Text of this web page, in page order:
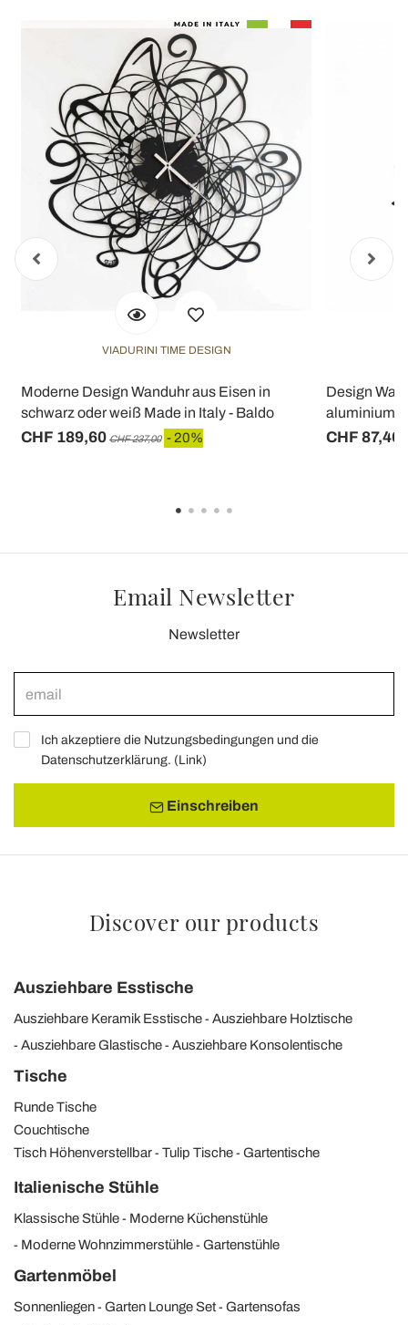
VIADURINI TIME DESIGN
Moderne Design Wanduhr aus Eisen in
schwarz oder weiß Made in Italy - Baldo
CHF 189,60 CHF 237,00 - 20%
Design
aluminium
CHF 87,46
Email Newsletter
Newsletter
Ich akzeptiere die Nutzungsbedingungen und die
Datenschutzerklärung. (Link)
Einschreiben
Discover our products
Ausziehbare Esstische
Ausziehbare Keramik Esstische
Ausziehbare Holztische
Ausziehbare Glastische
Ausziehbare Konsolentische
Tische
Runde Tische
Couchtische
Tisch Höhenverstellbar
Tulip Tische Gartentische
Italienische Stühle
Klassische Stühle
Moderne Küchenstühle
Moderne Wohnzimmerstühle
Gartenstühle
Gartenmöbel
Sonnenliegen Garten Lounge Set
Gartensofas